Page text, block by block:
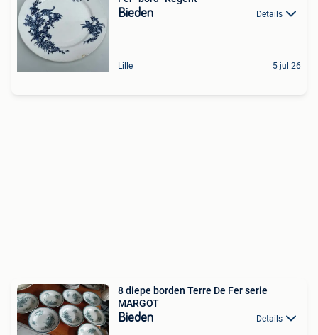
Bieden Details
Lille 5 jul 26
8 diepe borden Terre De Fer serie
MARGOT
Bieden Details